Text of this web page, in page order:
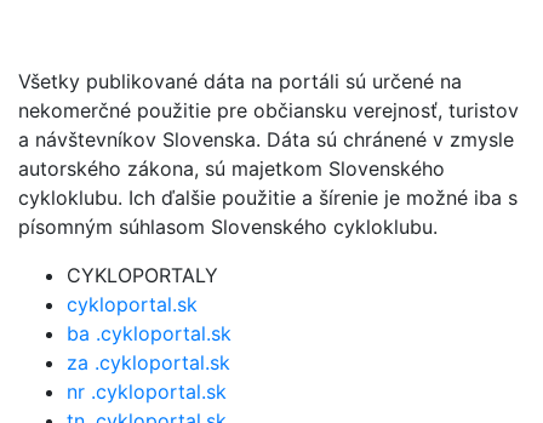
Všetky publikované dáta na portáli sú určené na
nekomerčné použitie pre občiansku verejnosť, turistov
a návštevníkov Slovenska. Dáta sú chránené v zmysle
autorského zákona, sú majetkom Slovenského
cykloklubu. Ich ďalšie použitie a šírenie je možné iba s
písomným súhlasom Slovenského cykloklubu.
CYKLOPORTALY
cykloportal.sk
ba .cykloportal.sk
za .cykloportal.sk
nr .cykloportal.sk